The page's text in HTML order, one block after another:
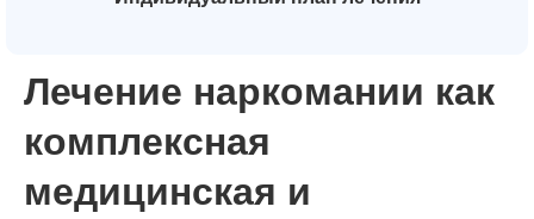
Лечение наркомании как
комплексная
медицинская и